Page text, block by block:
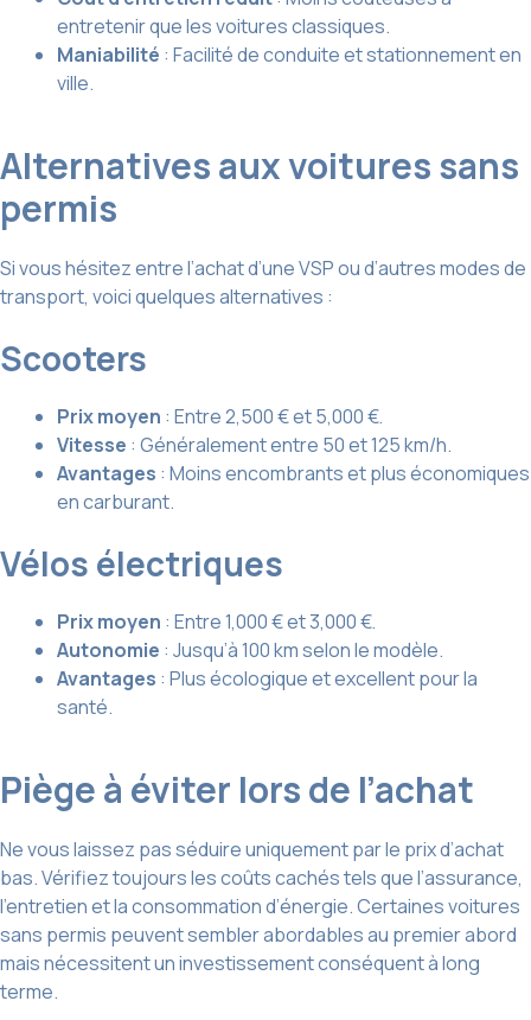
entretenir que les voitures classiques.
Maniabilité : Facilité de conduite et stationnement en
ville.
Alternatives aux voitures sans
permis
Si vous hésitez entre l’achat d’une VSP ou d’autres modes de
transport, voici quelques alternatives :
Scooters
Prix moyen : Entre 2,500 € et 5,000 €.
Vitesse : Généralement entre 50 et 125 km/h.
Avantages : Moins encombrants et plus économiques
en carburant.
Vélos électriques
Prix moyen : Entre 1,000 € et 3,000 €.
Autonomie : Jusqu’à 100 km selon le modèle.
Avantages : Plus écologique et excellent pour la
santé.
Piège à éviter lors de l’achat
Ne vous laissez pas séduire uniquement par le prix d’achat
bas. Vérifiez toujours les coûts cachés tels que l’assurance,
l’entretien et la consommation d’énergie. Certaines voitures
sans permis peuvent sembler abordables au premier abord
mais nécessitent un investissement conséquent à long
terme.